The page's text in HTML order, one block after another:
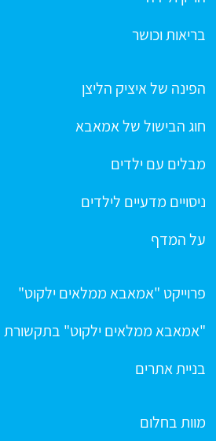
בריאות וכושר
הפינה של איציק הליצן
חוג הבישול של אמאבא
מבלים עם ילדים
ניסויים מדעיים לילדים
על המדף
פרוייקט "אמאבא ממלאים ילקוט"
"אמאבא ממלאים ילקוט" בתקשורת
בניית אתרים
מוות בחלום